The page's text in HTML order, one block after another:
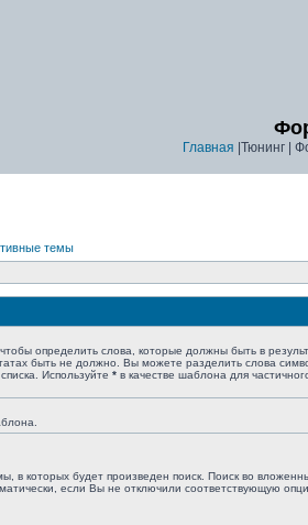
Главная |Тюнинг |
темы
, чтобы определить слова, которые должны быть в
быть не должно. Вы можете разделить слова
Используйте * в качестве шаблона для
в которых будет произведен поиск. Поиск во
если Вы не отключили соответствующую